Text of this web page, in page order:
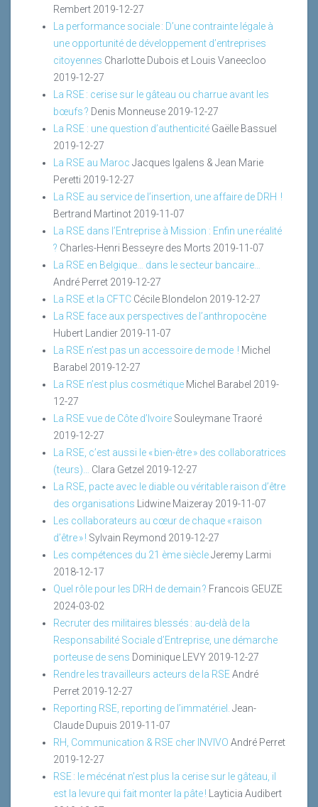
Rembert 2019-12-27
La performance sociale : D’une contrainte légale à
une opportunité de développement d’entreprises
citoyennes Charlotte Dubois et Louis Vaneecloo
2019-12-27
La RSE : cerise sur le gâteau ou charrue avant les
bœufs ? Denis Monneuse 2019-12-27
La RSE : une question d’authenticité Gaëlle Bassuel
2019-12-27
La RSE au Maroc Jacques Igalens & Jean Marie
Peretti 2019-12-27
La RSE au service de l’insertion, une affaire de DRH !
Bertrand Martinot 2019-11-07
La RSE dans l’Entreprise à Mission : Enfin une réalité
? Charles-Henri Besseyre des Morts 2019-11-07
La RSE en Belgique… dans le secteur bancaire…
André Perret 2019-12-27
La RSE et la CFTC Cécile Blondelon 2019-12-27
La RSE face aux perspectives de l’anthropocène
Hubert Landier 2019-11-07
La RSE n’est pas un accessoire de mode ! Michel
Barabel 2019-12-27
La RSE n’est plus cosmétique Michel Barabel 2019-
12-27
La RSE vue de Côte d’Ivoire Souleymane Traoré
2019-12-27
La RSE, c’est aussi le « bien-être » des collaboratrices
(teurs)…
Clara Getzel 2019-12-27
La RSE, pacte avec le diable ou véritable raison d’être
des organisations Lidwine Maizeray 2019-11-07
Les collaborateurs au cœur de chaque « raison
d’être » ! Sylvain Reymond 2019-12-27
Les compétences du 21 ème siècleJeremy Larmi
2018-12-17
Quel rôle pour les DRH de demain ? Francois GEUZE
2024-03-02
Recruter des militaires blessés : au-delà de la
Responsabilité Sociale d’Entreprise, une démarche
porteuse de sens Dominique LEVY 2019-12-27
Rendre les travailleurs acteurs de la RSEAndré
Perret 2019-12-27
Reporting RSE, reporting de l’immatériel. Jean-
Claude Dupuis 2019-11-07
RH, Communication & RSE cher INVIVO André Perret
2019-12-27
RSE : le mécénat n’est plus la cerise sur le gâteau, il
est la levure qui fait monter la pâte ! Layticia Audibert